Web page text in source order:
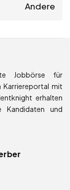
Andere
Jobbörse für
Karriereportal mit
erhalten
Kandidaten und